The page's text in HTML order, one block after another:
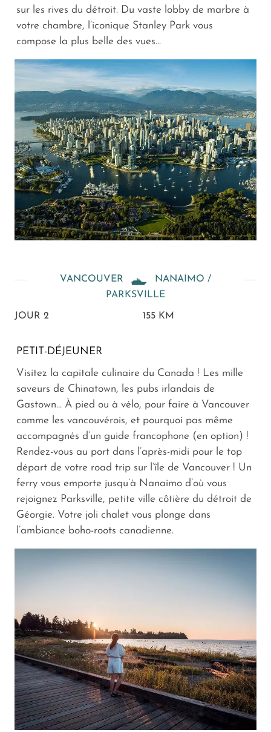
sur les rives du détroit. Du vaste lobby de marbre à
votre chambre, l’iconique Stanley Park vous
compose la plus belle des vues…
VANCOUVER
NANAIMO /
PARKSVILLE
JOUR 2 155 KM
PETIT-DÉJEUNER
Visitez la capitale culinaire du Canada ! Les mille
saveurs de Chinatown, les pubs irlandais de
Gastown… À pied ou à vélo, pour faire à Vancouver
comme les vancouvérois, et pourquoi pas même
accompagnés d’un guide francophone (en option) !
Rendez-vous au port dans l’après-midi pour le top
départ de votre road trip sur l’île de Vancouver ! Un
ferry vous emporte jusqu’à Nanaimo d’où vous
rejoignez Parksville, petite ville côtière du détroit de
Géorgie. Votre joli chalet vous plonge dans
l’ambiance boho-roots canadienne.